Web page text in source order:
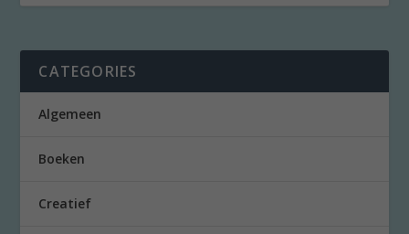
CATEGORIES
Algemeen
Boeken
Creatief